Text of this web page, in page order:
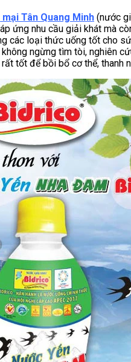
Tân Quang Minh (nước
ứng nhu cầu giải khát mà
các loại thức uống tốt cho
ngừng tìm tòi, nghiên
tốt để bồi bổ cơ thể,